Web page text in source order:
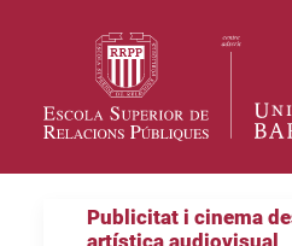
Publicitat i cinema
artística audiovisual